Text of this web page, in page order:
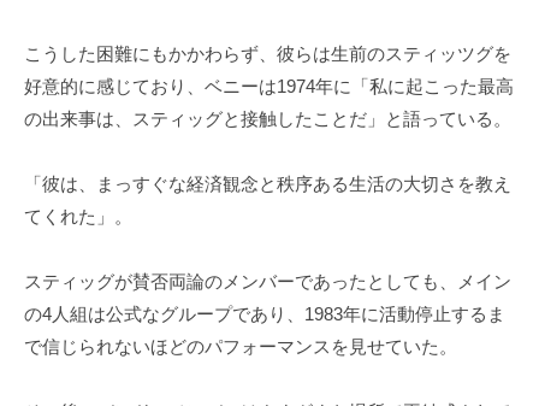
こうした困難にもかかわらず、彼らは生前のスティッツグを
好意的に感じており、ベニーは1974年に「私に起こった最高
の出来事は、スティッグと接触したことだ」と語っている。
「彼は、まっすぐな経済観念と秩序ある生活の大切さを教え
てくれた」。
スティッグが賛否両論のメンバーであったとしても、メイン
の4人組は公式なグループであり、1983年に活動停止するま
で信じられないほどのパフォーマンスを見せていた。